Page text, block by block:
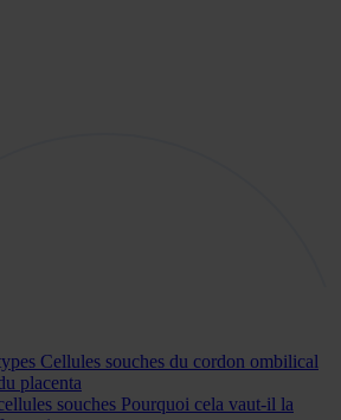
Cellules souches du cordon ombilical
placenta
souches Pourquoi cela vaut-il la